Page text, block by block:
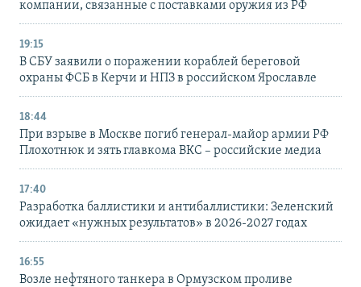
компании, связанные с поставками оружия из РФ
19:15
В СБУ заявили о поражении кораблей береговой
охраны ФСБ в Керчи и НПЗ в российском Ярославле
18:44
При взрыве в Москве погиб генерал-майор армии РФ
Плохотнюк и зять главкома ВКС – российские медиа
17:40
Разработка баллистики и антибаллистики: Зеленский
ожидает «нужных результатов» в 2026-2027 годах
16:55
Возле нефтяного танкера в Ормузском проливе